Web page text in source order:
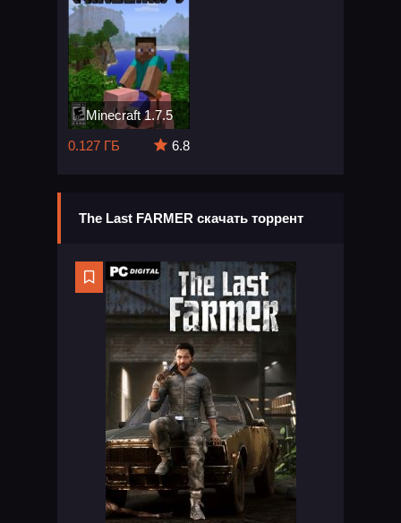
Minecraft 1.7.5
0.127 ГБ
6.8
The Last FARMER скачать торрент